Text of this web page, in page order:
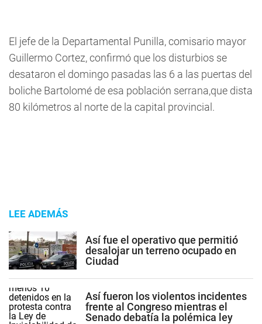
El jefe de la Departamental Punilla, comisario mayor
Guillermo Cortez, confirmó que los disturbios se
desataron el domingo pasadas las 6 a las puertas del
boliche Bartolomé de esa población serrana,que dista
80 kilómetros al norte de la capital provincial.
LEE ADEMÁS
Así fue el operativo que permitió
desalojar un terreno ocupado en
Ciudad
Así fueron los violentos incidentes
frente al Congreso mientras el
Senado debatía la polémica ley